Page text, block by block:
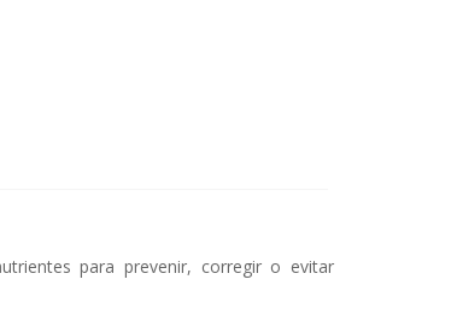
para prevenir, corregir o evitar